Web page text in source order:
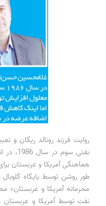
روایت فرزند رونالد ریگان و
نفتی
هماهنگی آمریکا و عربستان
طور روشن توسط پایگاه گلوبال
محرمانه آمریکا و
نفت توسط آمریکا و عربستان